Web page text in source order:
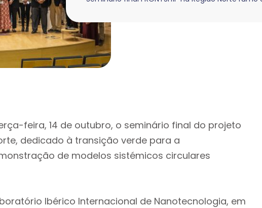
feira, 14 de outubro, o seminário final do projeto
dedicado à transição verde para a
de modelos sistémicos circulares
Ibérico Internacional de Nanotecnologia, em